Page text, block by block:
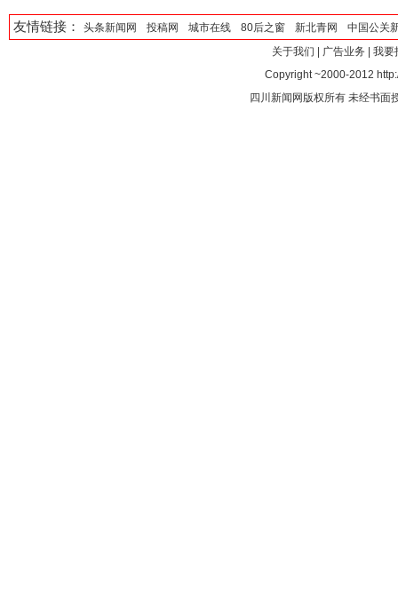
友情链接： 头条新闻网 投稿网 城市在线 80后之窗 新北青网
中国公关
关于我们
广告业务
我要
Copyright ~2000-2012
四川新闻网版权所有 未经书面